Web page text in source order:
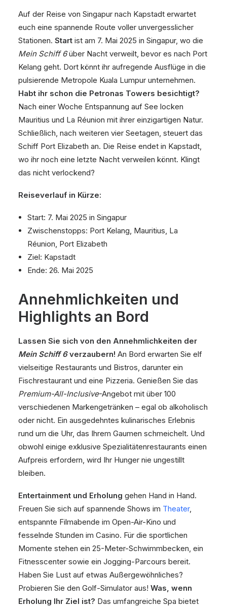
Auf der Reise von Singapur nach Kapstadt erwartet
euch eine spannende Route voller unvergesslicher
Stationen. Start ist am 7. Mai 2025 in Singapur, wo die
Mein Schiff 6über Nacht verweilt, bevor es nach Port
Kelang geht. Dort könnt ihr aufregende Ausflüge in die
pulsierende Metropole Kuala Lumpur unternehmen.
Habt ihr schon die Petronas Towers besichtigt?
Nach einer Woche Entspannung auf See locken
Mauritius und La Réunion mit ihrer einzigartigen Natur.
Schließlich, nach weiteren vier Seetagen, steuert das
Schiff Port Elizabeth an. Die Reise endet in Kapstadt,
wo ihr noch eine letzte Nacht verweilen könnt. Klingt
das nicht verlockend?
Reiseverlauf in Kürze:
Start: 7. Mai 2025 in Singapur
Zwischenstopps: Port Kelang, Mauritius, La
Réunion, Port Elizabeth
Ziel: Kapstadt
Ende: 26. Mai 2025
Annehmlichkeiten und
Highlights an Bord
Lassen Sie sich von den Annehmlichkeiten der
Mein Schiff 6verzaubern! An Bord erwarten Sie elf
vielseitige Restaurants und Bistros, darunter ein
Fischrestaurant und eine Pizzeria. Genießen Sie das
Premium-All-Inclusive-Angebot mit über 100
verschiedenen Markengetränken – egal ob alkoholisch
oder nicht. Ein ausgedehntes kulinarisches Erlebnis
rund um die Uhr, das Ihrem Gaumen schmeichelt. Und
obwohl einige exklusive Spezialitätenrestaurants einen
Aufpreis erfordern, wird Ihr Hunger nie ungestillt
bleiben.
Entertainment und Erholung gehen Hand in Hand.
Freuen Sie sich auf spannende Shows im Theater,
entspannte Filmabende im Open-Air-Kino und
fesselnde Stunden im Casino. Für die sportlichen
Momente stehen ein 25-Meter-Schwimmbecken, ein
Fitnesscenter sowie ein Jogging-Parcours bereit.
Haben Sie Lust auf etwas Außergewöhnliches?
Probieren Sie den Golf-Simulator aus! Was, wenn
Erholung Ihr Ziel ist? Das umfangreiche Spa bietet